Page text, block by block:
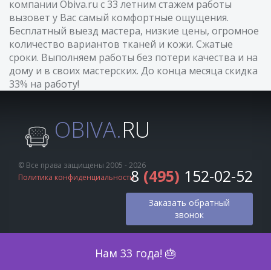
Нам 33 года! 🎂
компании Obiva.ru с 33 летним стажем работы
вызовет у Вас самый комфортные ощущения.
Бесплатный выезд мастера, низкие цены, огромное
количество вариантов тканей и кожи. Сжатые
сроки. Выполняем работы без потери качества и на
дому и в своих мастерских. До конца месяца скидка
33% на работу!
OBIVA.RU
© Все права защищены 2005 - 2026
Политика конфиденциальности8 (495) 152-02-52
Заказать обратный
звонок